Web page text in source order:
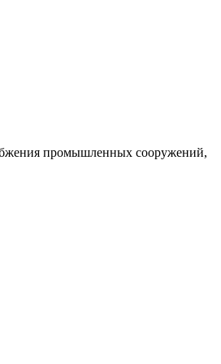
промышленных сооружений,